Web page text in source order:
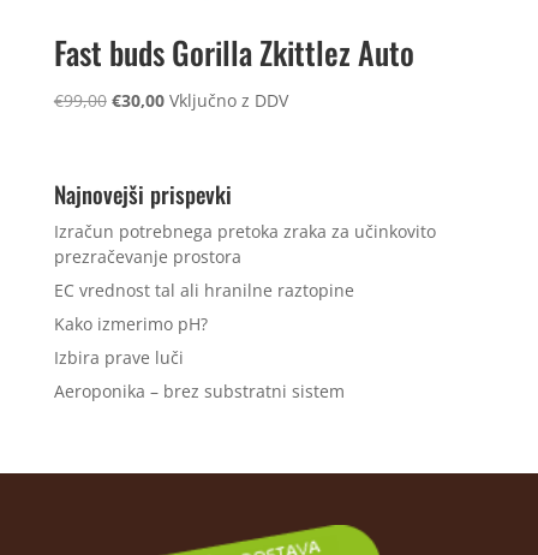
Fast buds Gorilla Zkittlez Auto
€99,00 Izvirna
bila:
€99,00.
€30,00Trenutna
€30,00.
Vključno z DDV
Najnovejši prispevki
Izračun potrebnega pretoka zraka za učinkovito
prezračevanje prostora
EC vrednost tal ali hranilne raztopine
Kako izmerimo pH?
Izbira prave luči
Aeroponika – brez substratni sistem